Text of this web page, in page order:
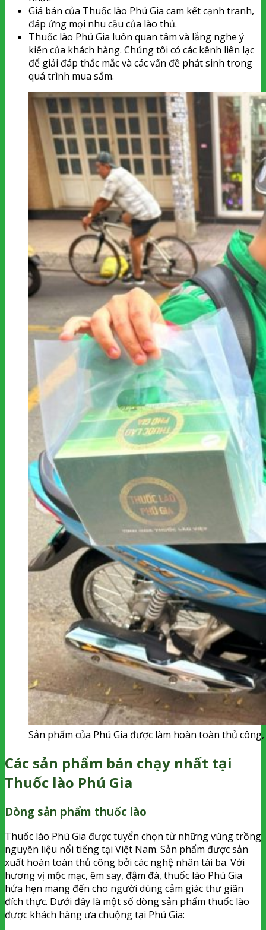
Giá bán của Thuốc lào Phú Gia cam kết cạnh tranh,
đáp ứng mọi nhu cầu của lào thủ.
Thuốc lào Phú Gia luôn quan tâm và lắng nghe ý
kiến của khách hàng. Chúng tôi có các kênh liên lạc
để giải đáp thắc mắc và các vấn đề phát sinh trong
quá trình mua sắm.
Sản phẩm của Phú Gia được làm hoàn toàn thủ
Các sản phẩm bán chạy nhất tại
Thuốc lào Phú Gia
Dòng sản phẩm thuốc lào
Thuốc lào Phú Gia được tuyển chọn từ những vùng trồng
nguyên liệu nổi tiếng tại Việt Nam. Sản phẩm được sản
xuất hoàn toàn thủ công bởi các nghệ nhân tài ba. Với
hương vị mộc mạc, êm say, đậm đà, thuốc lào Phú Gia
hứa hẹn mang đến cho người dùng cảm giác thư giãn
đích thực. Dưới đây là một số dòng sản phẩm thuốc lào
được khách hàng ưa chuộng tại Phú Gia: